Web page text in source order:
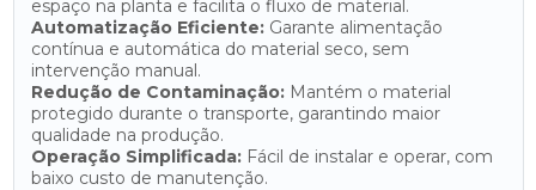
espaço na planta e facilita o fluxo de material.
Automatização Eficiente:Garante alimentação
contínua e automática do material seco, sem
intervenção manual.
Redução de Contaminação:Mantém o material
protegido durante o transporte, garantindo maior
qualidade na produção.
Operação Simplificada:Fácil de instalar e operar, com
baixo custo de manutenção.